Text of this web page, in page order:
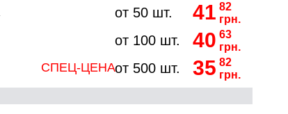
от 50 шт. 41 82
грн.
от 100 шт. 40 63
грн.
СПЕЦ-ЦЕНАот 500 шт. 35 82
грн.